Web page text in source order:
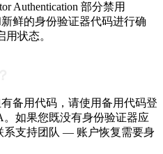
Authentication 部分禁用
鲜的身份验证器代码进行确
状态。
备用代码，请使用备用代码登
如果您既没有身份验证器应
系支持团队 — 账户恢复需要身